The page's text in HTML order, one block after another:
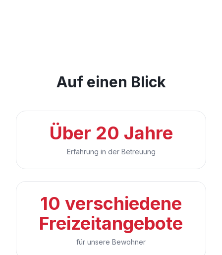
Auf einen Blick
Über 20 Jahre
Erfahrung in der Betreuung
10 verschiedene
Freizeitangebote
für unsere Bewohner